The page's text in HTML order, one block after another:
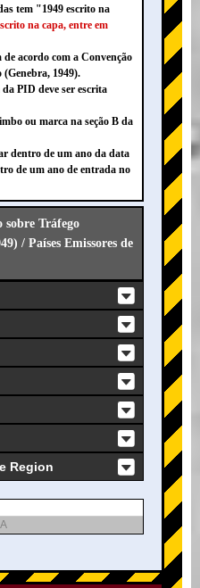
tem "1949 escrito na
na capa, entre em
acordo com a Convenção
1949).
PID deve ser escrita
ou marca na seção B da
dentro de um ano da data
de um ano de entrada no
sobre Tráfego
/ Países Emissores de
Region